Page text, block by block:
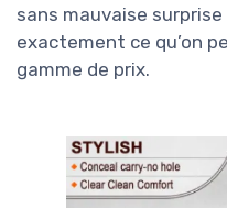
sans mauvaise
exactement ce qu’on
gamme de prix.